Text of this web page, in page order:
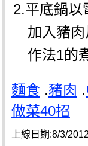
2.平底鍋以
加入豬
作法1的
麵食 .豬肉 .
做菜40招
上線日期:8/3/2012